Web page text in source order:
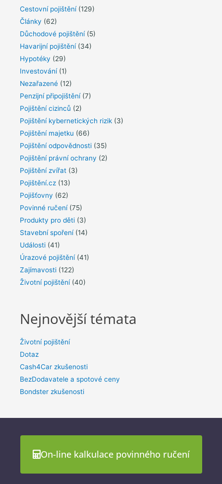
Cestovní pojištění(129)
Články (62)
Důchodové pojištění(5)
Havarijní pojištění(34)
Hypotéky (29)
Investování(1)
Nezařazené (12)
Penzijní připojištění(7)
Pojištění cizinců (2)
Pojištění kybernetických rizik (3)
Pojištění majetku (66)
Pojištění odpovědnosti (35)
Pojištění právní ochrany (2)
Pojištění zvířat (3)
Pojištění.cz (13)
Pojišťovny (62)
Povinné ručení(75)
Produkty pro děti (3)
Stavební spoření(14)
Události (41)
Úrazové pojištění(41)
Zajímavosti (122)
Životní pojištění(40)
Nejnovější témata
Životní pojištění
Dotaz
Cash4Car zkušenosti
BezDodavatele a spotové ceny
Bondster zkušenosti
On-line kalkulace povinného ručení